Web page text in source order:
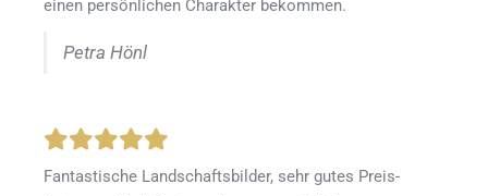
einen persönlichen Charakter bekommen.
Petra Hönl
Fantastische Landschaftsbilder, sehr gutes Preis-